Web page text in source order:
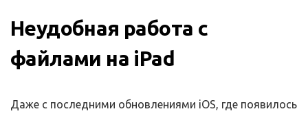
Неудобная работа с
файлами на iPad
Даже с последними обновлениями iOS, где появилось